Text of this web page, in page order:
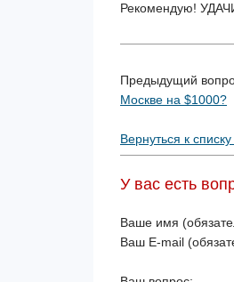
Рекомендую!
Предыдущий
Москве на $1000?
Вернуться к
У вас есть
Ваше имя
Ваш E-mail